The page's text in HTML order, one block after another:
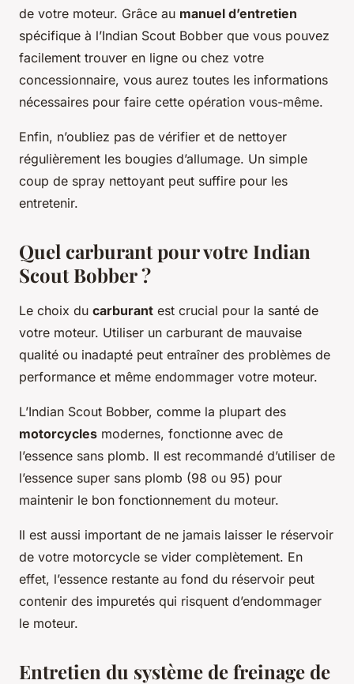
de votre moteur. Grâce au manuel d’entretien
spécifique à l’Indian Scout Bobber que vous pouvez
facilement trouver en ligne ou chez votre
concessionnaire, vous aurez toutes les informations
nécessaires pour faire cette opération vous-même.
Enfin, n’oubliez pas de vérifier et de nettoyer
régulièrement les bougies d’allumage. Un simple
coup de spray nettoyant peut suffire pour les
entretenir.
Quel carburant pour votre Indian
Scout Bobber ?
Le choix du carburant est crucial pour la santé de
votre moteur. Utiliser un carburant de mauvaise
qualité ou inadapté peut entraîner des problèmes de
performance et même endommager votre moteur.
L’Indian Scout Bobber, comme la plupart des
motorcycles modernes, fonctionne avec de
l’essence sans plomb. Il est recommandé d’utiliser de
l’essence super sans plomb (98 ou 95) pour
maintenir le bon fonctionnement du moteur.
Il est aussi important de ne jamais laisser le réservoir
de votre motorcycle se vider complètement. En
effet, l’essence restante au fond du réservoir peut
contenir des impuretés qui risquent d’endommager
le moteur.
Entretien du système de freinage de